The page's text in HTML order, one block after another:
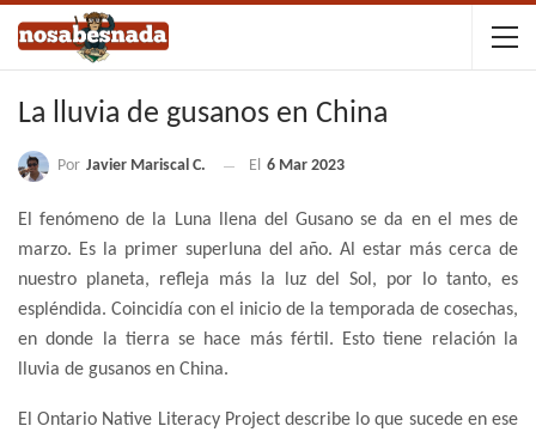
La lluvia de gusanos en China
Por Javier Mariscal C. El 6 Mar 2023
El fenómeno de la Luna llena del Gusano se da en el mes de
marzo. Es la primer superluna del año. Al estar más cerca de
nuestro planeta, refleja más la luz del Sol, por lo tanto, es
espléndida. Coincidía con el inicio de la temporada de cosechas,
en donde la tierra se hace más fértil. Esto tiene relación la
lluvia de gusanos en China.
El Ontario Native Literacy Project describe lo que sucede en ese